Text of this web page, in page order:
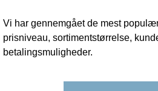
Vi har gennemgået de mest
prisniveau, sortimentstørrelse,
betalingsmuligheder.